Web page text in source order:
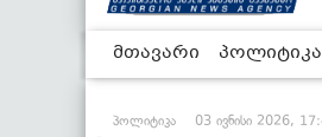
მთავარი პოლიტიკა
პოლიტიკა 03 ივნისი 2026,